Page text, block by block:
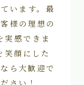
います。最
様の理想の
実感できま
笑顔にした
ら大歓迎で
さい！